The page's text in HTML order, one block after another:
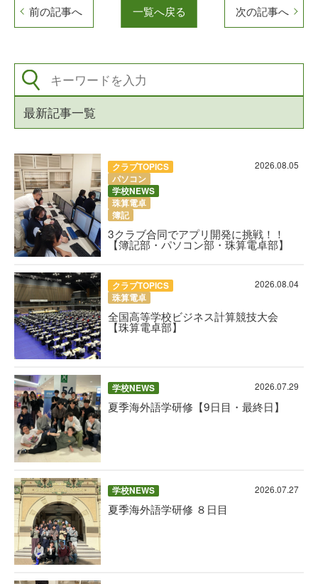
前の記事へ 一覧へ戻る 次の記事へ
最新記事一覧
クラブTOPICS
パソコン
学校NEWS
珠算電卓
簿記
2026.08.05
3クラブ合同でアプリ開発に挑戦！！
【簿記部・パソコン部・珠算電卓部】
クラブTOPICS
珠算電卓
2026.08.04
全国高等学校ビジネス計算競技大会
【珠算電卓部】
学校NEWS 2026.07.29
夏季海外語学研修【9日目・最終日】
学校NEWS 2026.07.27
夏季海外語学研修 ８日目